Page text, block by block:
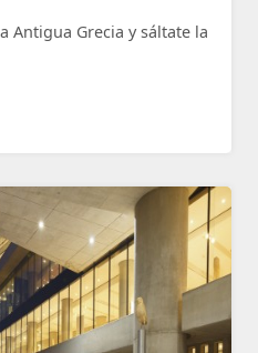
Antigua Grecia y sáltate la